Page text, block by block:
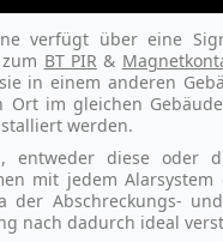
verfügt über eine
BT PIR&
in einem anderen
Ort im gleichen
werden.
entweder diese oder
mit jedem Alarsystem
der Abschreckungs-
nach dadurch ideal